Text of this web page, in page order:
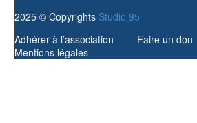
2025 © Copyrights Studio 95
Adhérer à l’association
Faire un don
Mentions légales